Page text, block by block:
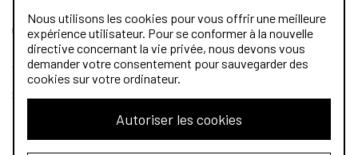
Qui sommes-nous?
Architectes
Stagiaires
Nous utilisons les cookies pour vous offrir une meilleure
expérience utilisateur. Pour se conformer à la nouvelle
directive concernant la vie privée, nous devons vous
demander votre consentement pour sauvegarder des
cookies sur votre ordinateur.
Autoriser les cookies